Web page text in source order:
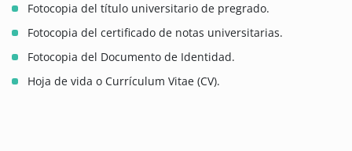
Fotocopia del título universitario de pregrado.
Fotocopia del certificado de notas universitarias.
Fotocopia del Documento de Identidad.
Hoja de vida o Currículum Vitae (CV).